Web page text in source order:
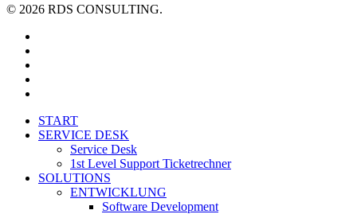
© 2026 RDS CONSULTING.
Close
Menu
START
SERVICE DESK
Service Desk
1st Level Support Ticketrechner
SOLUTIONS
ENTWICKLUNG
Software Development